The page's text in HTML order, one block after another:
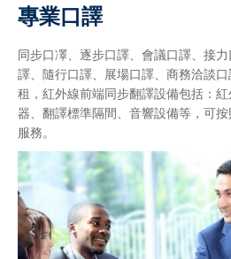
專業口譯
同步口凙、逐步口譯、會議口譯、接
譯、隨行口譯、展場口譯、商務洽談
租，紅外線前端同步翻譯設備包括：
器、翻譯標準隔間、音響設備等，可
服務。